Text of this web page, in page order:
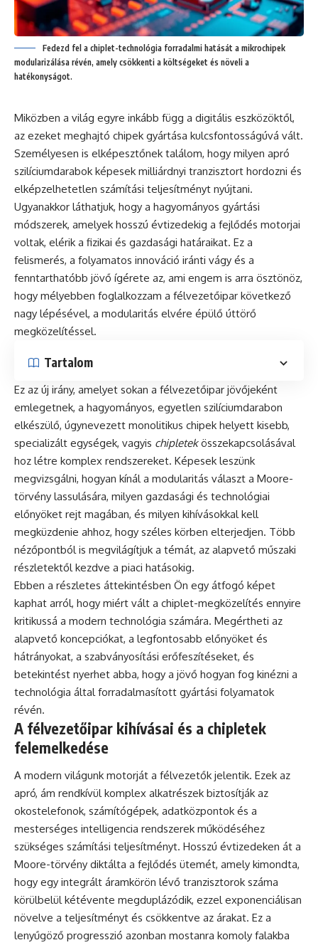
Fedezd fel a chiplet-technológia forradalmi hatását a mikrochipek
modularizálása révén, amely csökkenti a költségeket és növeli a
hatékonyságot.
Miközben a világ egyre inkább függ a digitális eszközöktől,
az ezeket meghajtó chipek gyártása kulcsfontosságúvá vált.
Személyesen is elképesztőnek találom, hogy milyen apró
szilíciumdarabok képesek milliárdnyi tranzisztort hordozni és
elképzelhetetlen számítási teljesítményt nyújtani.
Ugyanakkor láthatjuk, hogy a hagyományos gyártási
módszerek, amelyek hosszú évtizedekig a fejlődés motorjai
voltak, elérik a fizikai és gazdasági határaikat. Ez a
felismerés, a folyamatos innováció iránti vágy és a
fenntarthatóbb jövő ígérete az, ami engem is arra ösztönöz,
hogy mélyebben foglalkozzam a félvezetőipar következő
nagy lépésével, a modularitás elvére épülő úttörő
megközelítéssel.
Tartalom
Ez az új irány, amelyet sokan a félvezetőipar jövőjeként
emlegetnek, a hagyományos, egyetlen szilíciumdarabon
elkészülő, úgynevezett monolitikus chipek helyett kisebb,
specializált egységek, vagyis chipletekösszekapcsolásával
hoz létre komplex rendszereket. Képesek leszünk
megvizsgálni, hogyan kínál a modularitás választ a Moore-
törvény lassulására, milyen gazdasági és technológiai
előnyöket rejt magában, és milyen kihívásokkal kell
megküzdenie ahhoz, hogy széles körben elterjedjen. Több
nézőpontból is megvilágítjuk a témát, az alapvető műszaki
részletektől kezdve a piaci hatásokig.
Ebben a részletes áttekintésben Ön egy átfogó képet
kaphat arról, hogy miért vált a chiplet-megközelítés ennyire
kritikussá a modern technológia számára. Megértheti az
alapvető koncepciókat, a legfontosabb előnyöket és
hátrányokat, a szabványosítási erőfeszítéseket, és
betekintést nyerhet abba, hogy a jövő hogyan fog kinézni a
technológia által forradalmasított gyártási folyamatok
révén.
A félvezetőipar kihívásai és a chipletek
felemelkedése
A modern világunk motorját a félvezetők jelentik. Ezek az
apró, ám rendkívül komplex alkatrészek biztosítják az
okostelefonok, számítógépek, adatközpontok és a
mesterséges intelligencia rendszerek működéséhez
szükséges számítási teljesítményt. Hosszú évtizedeken át a
Moore-törvény diktálta a fejlődés ütemét, amely kimondta,
hogy egy integrált áramkörön lévő tranzisztorok száma
körülbelül kétévente megduplázódik, ezzel exponenciálisan
növelve a teljesítményt és csökkentve az árakat. Ez a
lenyűgöző progresszió azonban mostanra komoly falakba